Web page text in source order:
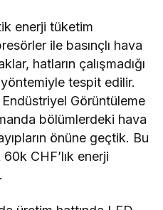
enerji tüketim
ile basınçlı hava
hatların çalışmadığı
tespit edilir.
Görüntüleme
bölümlerdeki hava
önüne geçtik. Bu
CHF’lık enerji